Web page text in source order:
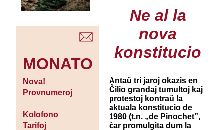
MONATO
Nova!
Provnumeroj
Kolofono
Tarifoj
Ne al la
nova
konstitucio
Antaŭ tri jaroj okazis en
Ĉilio grandaj tumultoj kaj
protestoj kontraŭ la
aktuala konstitucio de
1980 (t.n. „de Pinochet”,
ĉar promulgita dum la